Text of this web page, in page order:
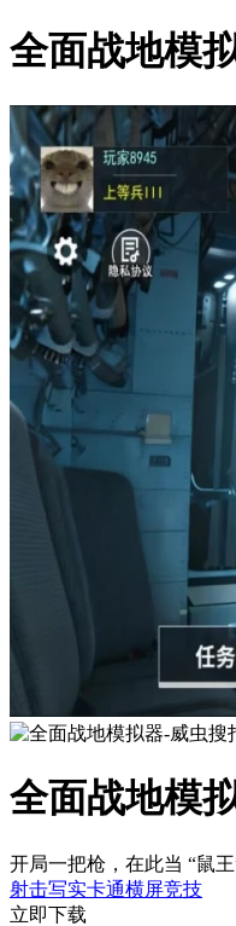
全面战地模
全面战地模
开局一把枪，在此当 “鼠王
射击写实卡通横屏竞技
立即下载